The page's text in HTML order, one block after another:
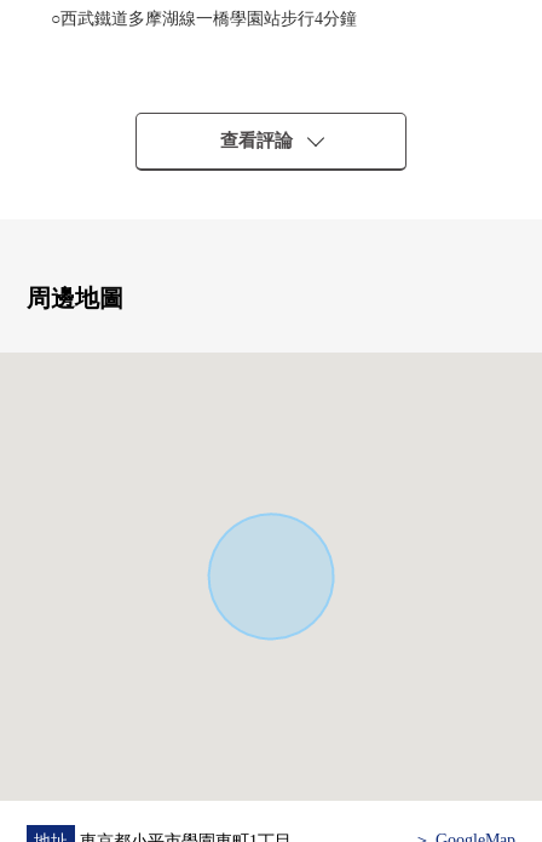
○西武鐵道多摩湖線一橋學園站步行4分鐘
○最近車站步行4分鐘的良好地理位置
○第一類低層住宅專用區裡面的閒靜的住宅區
○房型7LDK
○家務流跡線短的L字型的廚房
[對國分寺、小平區域在討論移動的顧客]
※也承受關於國分寺、小平區域以外的房地產的出售的需
劃。
在顧客的情形合起來，合計，從住在的購買到出售，支
查看評論
周邊地圖